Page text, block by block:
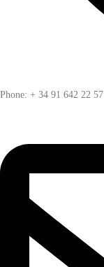
Phone: + 34 91 642 22 57